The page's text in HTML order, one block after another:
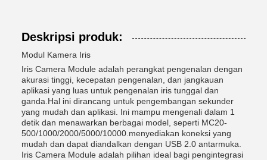
Deskripsi produk:
Modul Kamera Iris
Iris Camera Module adalah perangkat pengenalan dengan
akurasi tinggi, kecepatan pengenalan, dan jangkauan
aplikasi yang luas untuk pengenalan iris tunggal dan
ganda.Hal ini dirancang untuk pengembangan sekunder
yang mudah dan aplikasi. Ini mampu mengenali dalam 1
detik dan menawarkan berbagai model, seperti MC20-
500/1000/2000/5000/10000.menyediakan koneksi yang
mudah dan dapat diandalkan dengan USB 2.0 antarmuka.
Iris Camera Module adalah pilihan ideal bagi pengintegrasi